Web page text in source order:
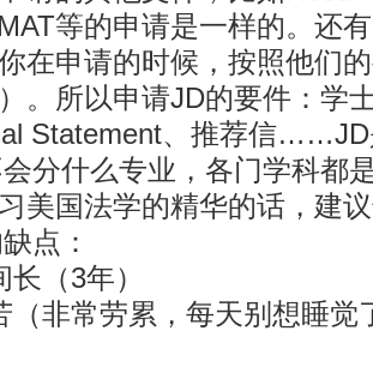
等的申请是一样的。还
在申请的时候，按照他们
。所以申请JD的要件：学
Statement、推荐信
分什么专业，各门学科都
美国法学的精华的话，建
点：
（3年）
常劳累，每天别想睡觉